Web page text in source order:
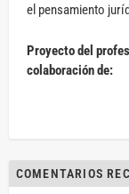
el pensamiento
Proyecto del
colaboración de:
COMENTARIOS